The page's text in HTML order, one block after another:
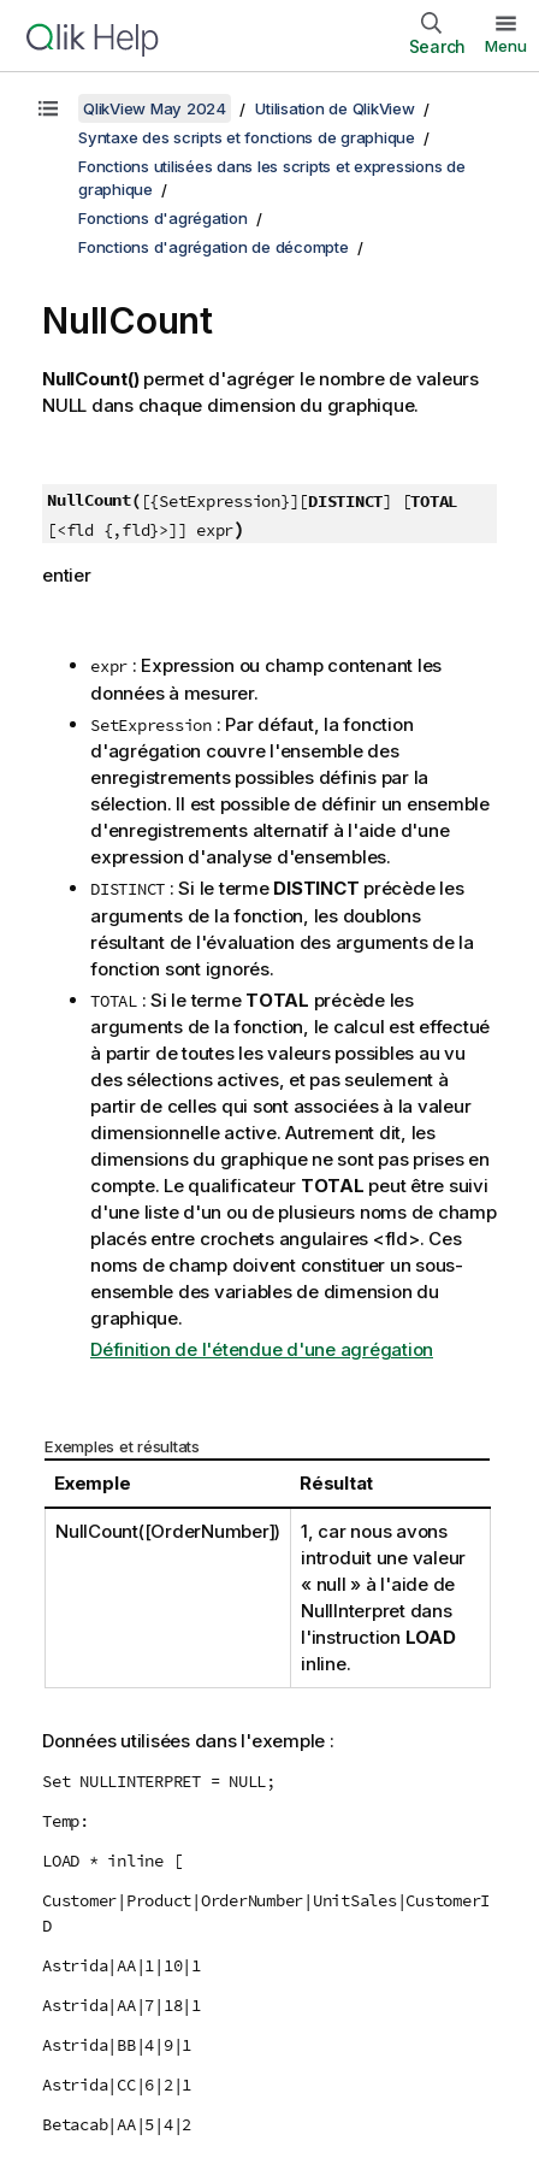
Search Menu
QlikView May 2024
Utilisation de QlikView
Syntaxe des scripts et fonctions de graphique
Fonctions utilisées dans les scripts et expressions de
graphique
Fonctions d'agrégation
Fonctions d'agrégation de décompte
NullCount
NullCount() permet d'agréger le nombre de valeurs
NULL dans chaque dimension du graphique.
NullCount( [{SetExpression}][DISTINCT] [TOTAL
[<fld {,fld}>]] expr)
entier
expr : Expression ou champ contenant les
données à mesurer.
SetExpression: Par défaut, la fonction
d'agrégation couvre l'ensemble des
enregistrements possibles définis par la
sélection. Il est possible de définir un ensemble
d'enregistrements alternatif à l'aide d'une
expression d'analyse d'ensembles.
DISTINCT : Si le terme DISTINCT précède les
arguments de la fonction, les doublons
résultant de l'évaluation des arguments de la
fonction sont ignorés.
TOTAL : Si le terme TOTAL précède les
arguments de la fonction, le calcul est effectué
à partir de toutes les valeurs possibles au vu
des sélections actives, et pas seulement à
partir de celles qui sont associées à la valeur
dimensionnelle active. Autrement dit, les
dimensions du graphique ne sont pas prises en
compte. Le qualificateur TOTAL peut être suivi
d'une liste d'un ou de plusieurs noms de champ
placés entre crochets angulaires <fld>. Ces
noms de champ doivent constituer un sous-
ensemble des variables de dimension du
graphique.
Définition de l'étendue d'une agrégation
Exemples et résultats
Exemple Résultat
NullCount([OrderNumber])
1, car nous avons
introduit une valeur
« null » à l'aide de
NullInterpretdans
l'instruction LOAD
inline.
Données utilisées dans l'exemple :
Set NULLINTERPRET = NULL;
Temp:
LOAD * inline [
Customer|Product|OrderNumber|UnitSales|CustomerI
D
Astrida|AA|1|10|1
Astrida|AA|7|18|1
Astrida|BB|4|9|1
Astrida|CC|6|2|1
Betacab|AA|5|4|2